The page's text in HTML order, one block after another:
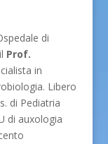
di
Prof.
in
Libero
di Pediatria
di auxologia